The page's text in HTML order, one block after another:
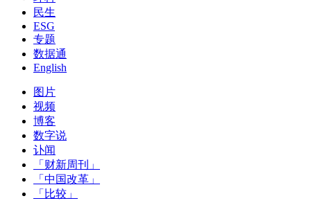
民生
ESG
专题
数据通
English
图片
视频
博客
数字说
讣闻
「财新周刊」
「中国改革」
「比较」